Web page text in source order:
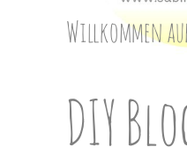
Willkommen
DIY